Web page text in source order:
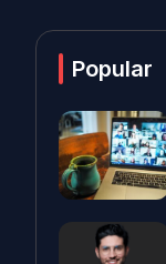
Popular